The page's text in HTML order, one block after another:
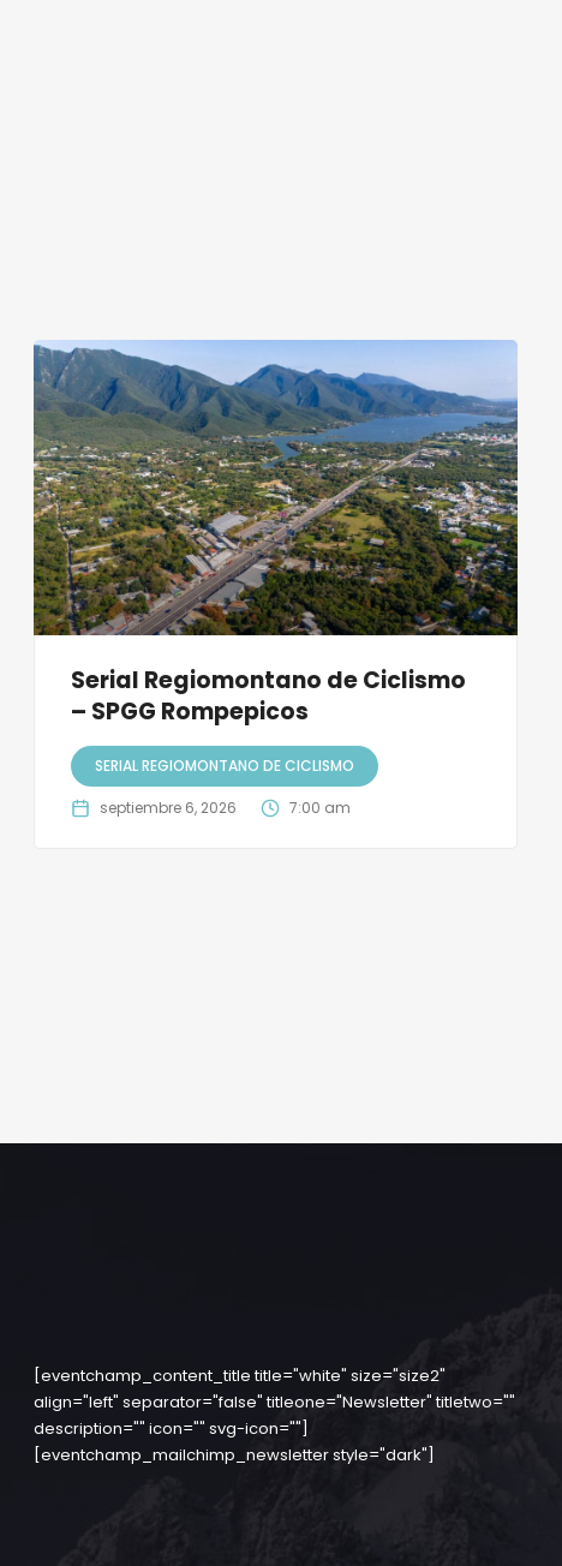
Serial Regiomontano de Ciclismo
– SPGG Rompepicos
SERIAL REGIOMONTANO DE CICLISMO
septiembre 6, 2026 7:00 am
[eventchamp_content_title title="white" size="size2"
align="left" separator="false" titleone="Newsletter" titletwo=""
description="" icon="" svg-icon=""]
[eventchamp_mailchimp_newsletter style="dark"]